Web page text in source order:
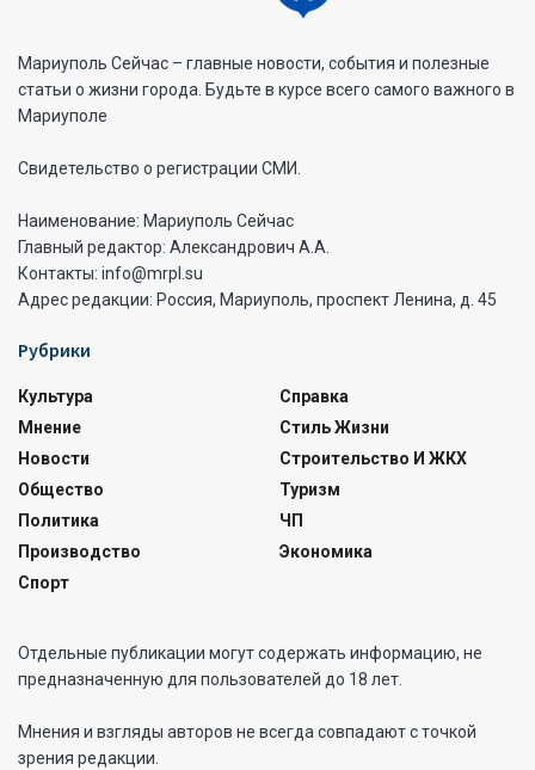
Мариуполь Сейчас – главные новости, события и полезные
статьи о жизни города. Будьте в курсе всего самого важного в
Мариуполе
Свидетельство о регистрации СМИ.
Наименование: Мариуполь Сейчас
Главный редактор: Александрович А.А.
Контакты: info@mrpl.su
Адрес редакции: Россия, Мариуполь, проспект Ленина, д. 45
Рубрики
Культура
Мнение
Новости
Общество
Политика
Производство
Спорт
Справка
Стиль Жизни
Строительство И ЖКХ
Туризм
ЧП
Экономика
Отдельные публикации могут содержать информацию, не
предназначенную для пользователей до 18 лет.
Мнения и взгляды авторов не всегда совпадают с точкой
зрения редакции.